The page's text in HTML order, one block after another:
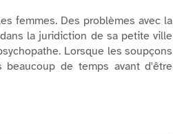
femmes. Des problèmes avec la
la juridiction de sa petite ville
Lorsque les soupçons
de temps avant d'être